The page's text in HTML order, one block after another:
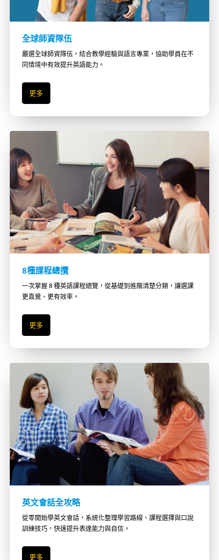
全球師資隊伍
嚴選全球師資隊伍，結合教學經驗與語言專業，協助學員在不
同情境中有效提升英語能力。
更多
8種課程總攬
一次掌握 8 種英語課程總覽，從基礎到進階清楚分類，讓選課
更直覺、更有效率。
更多
英文會話全攻略
從零開始學英文會話，系統化整理學習路線、課程選擇與口說
訓練技巧，快速提升表達能力與自信。
更多